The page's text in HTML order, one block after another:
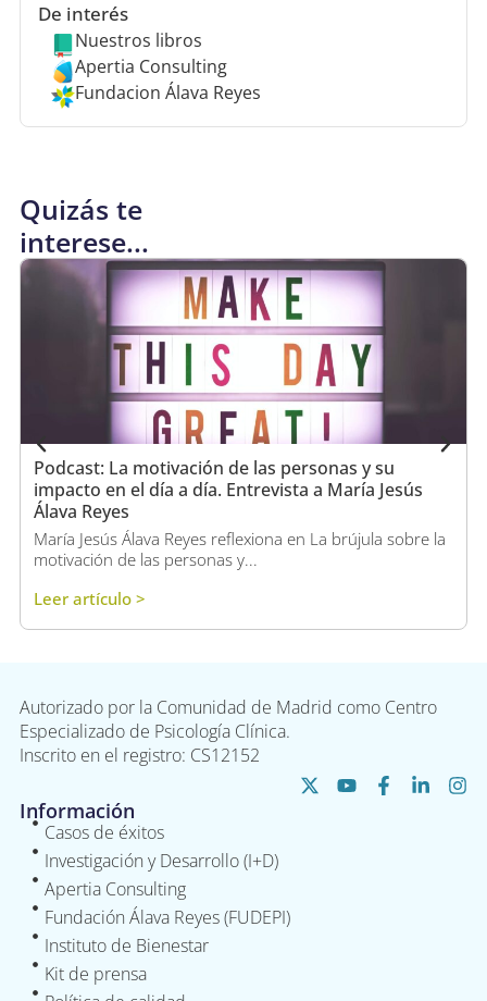
De interés
Nuestros libros
Apertia Consulting
Fundacion Álava Reyes
Quizás te
interese...
Podcast: La motivación de las personas y su
impacto en el día a día. Entrevista a María Jesús
Álava Reyes
María Jesús Álava Reyes reflexiona en La brújula sobre la
motivación de las personas y...
Leer artículo >
Autorizado por la Comunidad de Madrid como Centro
Especializado de Psicología Clínica.
Inscrito en el registro: CS12152
Información
Casos de éxitos
Investigación y Desarrollo (I+D)
Apertia Consulting
Fundación Álava Reyes (FUDEPI)
Instituto de Bienestar
Kit de prensa